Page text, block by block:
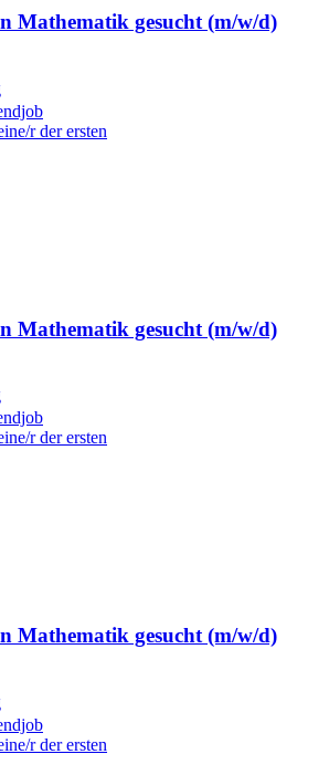
Mathematik gesucht (m/w/d)
r der ersten
Mathematik gesucht (m/w/d)
r der ersten
Mathematik gesucht (m/w/d)
r der ersten